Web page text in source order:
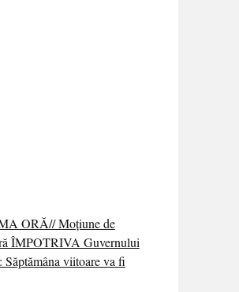
ORĂ// Moțiune de
ÎMPOTRIVA Guvernului
Săptămâna viitoare va fi